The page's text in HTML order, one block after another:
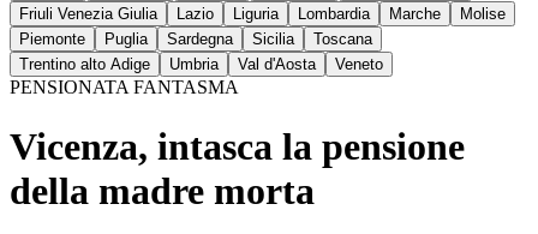
Friuli Venezia Giulia
Lazio Liguria Lombardia Marche
Molise
Piemonte
Puglia Sardegna Sicilia
Toscana
Trentino alto Adige
Umbria Val d'Aosta Veneto
PENSIONATA FANTASMA
Vicenza, intasca la pensione
della madre morta